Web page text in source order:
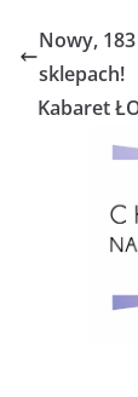
Nowy,
sklepach!
Kabaret